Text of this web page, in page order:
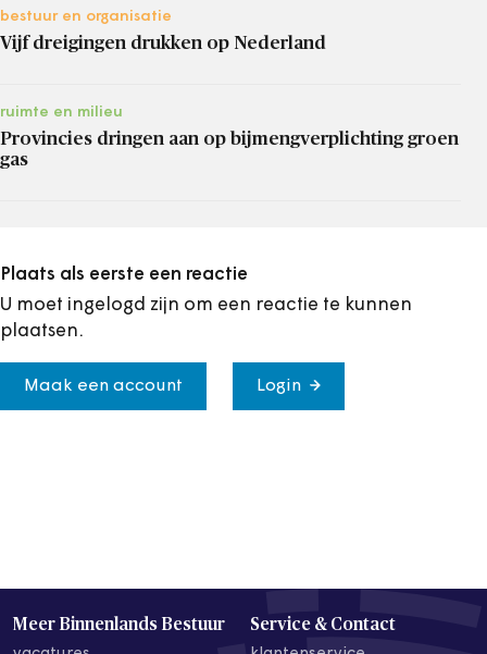
bestuur en organisatie
Vijf dreigingen drukken op Nederland
ruimte en milieu
Provincies dringen aan op bijmengverplichting groen
gas
Plaats als eerste een reactie
U moet ingelogd zijn om een reactie te kunnen
plaatsen.
Maak een account Login
Meer Binnenlands Bestuur Service & Contact